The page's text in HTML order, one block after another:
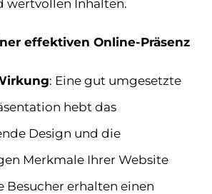
wertvollen Inhalten.
effektiven Online-Präsenz
: Eine gut umgesetzte
hebt das
Design und die
Merkmale Ihrer Website
Besucher erhalten einen